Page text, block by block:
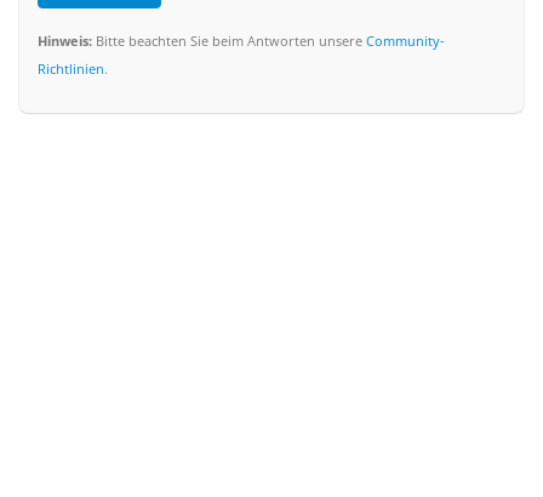
Hinweis: Bitte beachten Sie beim Antworten unsere Community-
Richtlinien.